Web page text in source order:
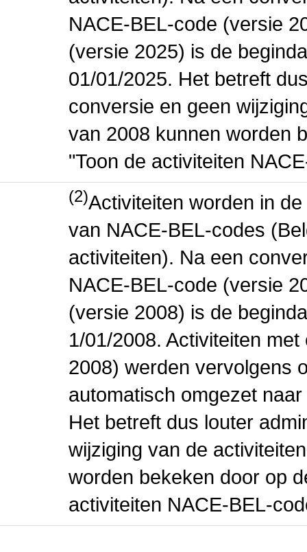
NACE-BEL-code (versie
(versie 2025) is de
01/01/2025. Het betreft
conversie en geen
van 2008 kunnen worden
"Toon de activiteiten
(2)Activiteiten worden in
van NACE-BEL-codes
activiteiten). Na een
NACE-BEL-code (versie
(versie 2008) is de
1/01/2008. Activiteiten
2008) werden vervolgens
automatisch omgezet
Het betreft dus louter
wijziging van de
worden bekeken door op
activiteiten NACE-BEL-